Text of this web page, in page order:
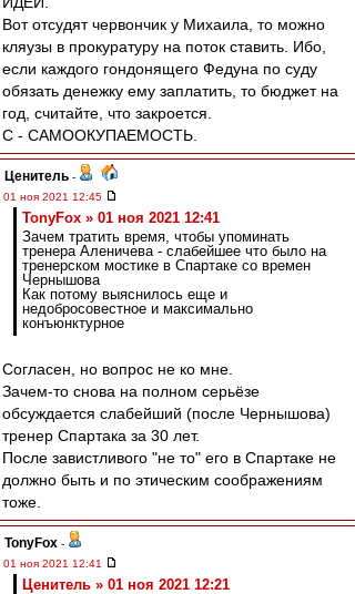
Вот отсудят червончик у Михаила, то можно
кляузы в прокуратуру на поток ставить. Ибо,
если каждого гондонящего Федуна по суду
обязать денежку ему заплатить, то бюджет на
год, считайте, что закроется.
С - САМООКУПАЕМОСТЬ.
Ценитель -
01 ноя 2021 12:45
TonyFox » 01 ноя 2021 12:41
Зачем тратить время, чтобы упоминать
тренера Аленичева - слабейшее что было на
тренерском мостике в Спартаке со времен
Чернышова
Как потому выяснилось еще и
недобросовестное и максимально
конъюнктурное
Согласен, но вопрос не ко мне.
Зачем-то снова на полном серьёзе
обсуждается слабейший (после Чернышова)
тренер Спартака за 30 лет.
После завистливого "не то" его в Спартаке не
должно быть и по этическим соображениям
тоже.
TonyFox -
01 ноя 2021 12:41
Ценитель » 01 ноя 2021 12:21